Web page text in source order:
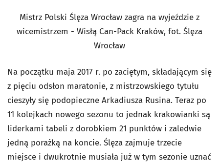
Mistrz Polski Ślęza Wrocław zagra na wyjeździe z
wicemistrzem - Wisłą Can-Pack Kraków, fot. Ślęza
Wrocław
Na początku maja 2017 r. po zaciętym, składającym się
z pięciu odsłon maratonie, z mistrzowskiego tytułu
cieszyły się podopieczne Arkadiusza Rusina. Teraz po
11 kolejkach nowego sezonu to jednak krakowianki są
liderkami tabeli z dorobkiem 21 punktów i zaledwie
jedną porażką na koncie. Ślęza zajmuje trzecie
miejsce i dwukrotnie musiała już w tym sezonie uznać